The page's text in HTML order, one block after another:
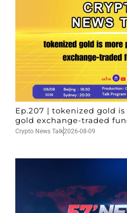
Ep.207 | tokenized gold
gold exchange-traded
Crypto News Talk2026-08-09